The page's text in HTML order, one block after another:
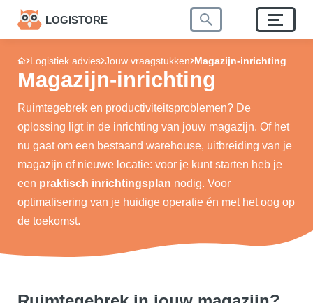
LOGISTORE
Logistiek advies Jouw vraagstukken Magazijn-inrichting
Magazijn-inrichting
Ruimtegebrek en productiviteitsproblemen? De
oplossing ligt in de inrichting van jouw magazijn. Of het
nu gaat om een bestaand warehouse, uitbreiding van je
magazijn of nieuwe locatie: voor je kunt starten heb je
een praktisch inrichtingsplan nodig. Voor
optimalisering van je huidige operatie én met het oog op
de toekomst.